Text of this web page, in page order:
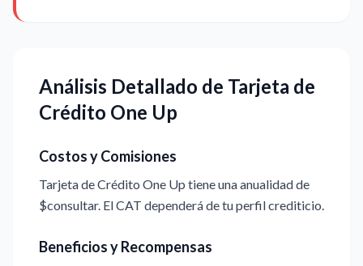
Análisis Detallado de Tarjeta de
Crédito One Up
Costos y Comisiones
Tarjeta de Crédito One Up tiene una anualidad de
$consultar. El CAT dependerá de tu perfil crediticio.
Beneficios y Recompensas